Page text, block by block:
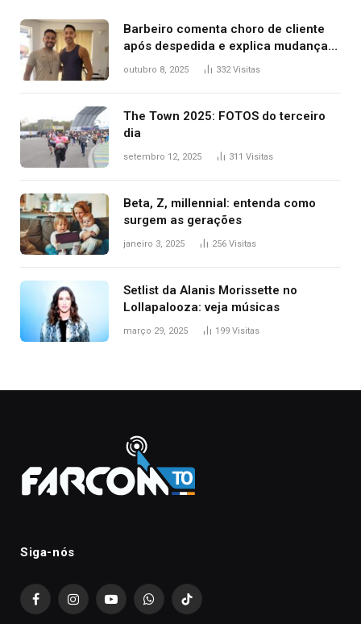
Barbeiro comenta choro de cliente
após despedida e explica mudança
para o TO: ‘Não esperava atingir
outubro 8, 2025 332Visitas
The Town 2025: FOTOS do terceiro
dia
setembro 12, 2025 311 Visitas
Beta, Z, millennial: entenda como
surgem as gerações
janeiro 3, 2025 256 Visitas
Setlist da Alanis Morissette no
Lollapalooza: veja músicas
março 29, 2025 199 Visitas
Siga-nós
FacebookInstagramYouTubeWhatsAppTikTok